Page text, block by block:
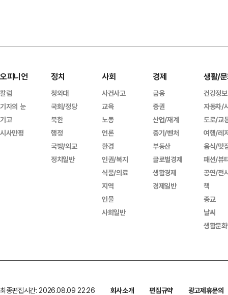
오피니언
칼럼
기자의 눈
기고
시사만평
정치
청와대
국회/정당
북한
행정
국방/외교
정치일반
사회
사건사고
교육
노동
언론
환경
인권/복지
식품/의료
지역
인물
사회일반
경제
금융
증권
산업/재계
중기/벤처
부동산
글로벌경제
생활경제
경제일반
생활/
건강정보
자동차/
도로/교
여행/레
음식/맛
패션/뷰
공연/전
책
종교
날씨
생활문
최종편집시간: 2026.08.09 22:26 회사소개 편집규약
광고제휴문의